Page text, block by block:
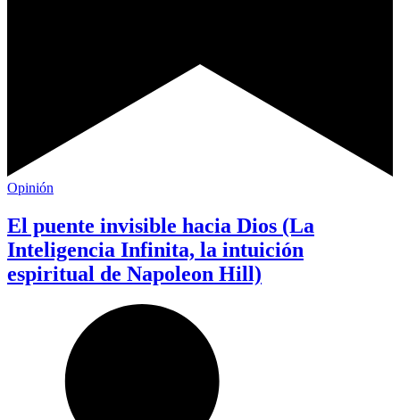
Opinión
El puente invisible hacia Dios (La
Inteligencia Infinita, la intuición
espiritual de Napoleon Hill)